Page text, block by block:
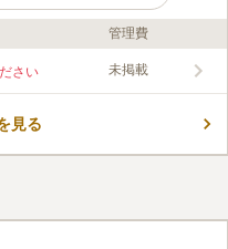
顕譽円超上人によって建立され
川崎駅」から徒歩約5分、JR「川
ができます。
管理費
さい 未掲載
見る